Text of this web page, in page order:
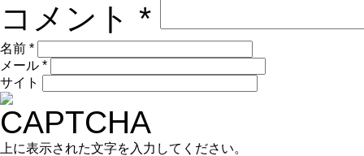
コメント *
名前 *
メール *
サイト
上に表示された文字を入力してください。